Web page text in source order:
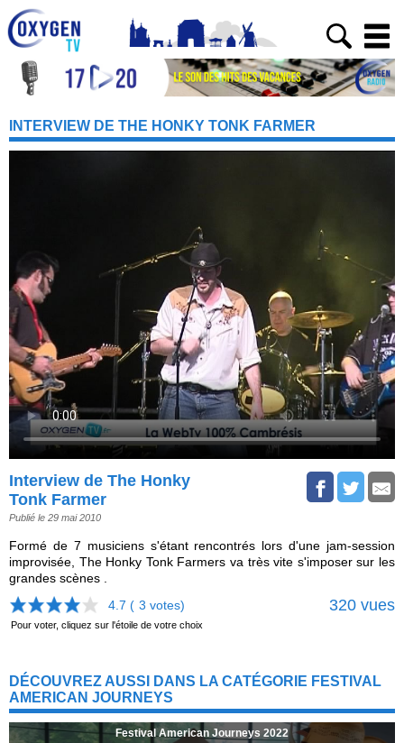
INTERVIEW DE THE HONKY TONK FARMER
Interview de The Honky
Tonk Farmer
Publié le 29 mai 2010
Formé de 7 musiciens s'étant rencontrés lors d'une jam-session
improvisée, The Honky Tonk Farmers va très vite s'imposer sur les
grandes scènes .
4.7 ( 3 votes) 320 vues
Pour voter, cliquez sur l'étoile de votre choix
DÉCOUVREZ AUSSI DANS LA CATÉGORIE FESTIVAL
AMERICAN JOURNEYS
Festival American Journeys 2022